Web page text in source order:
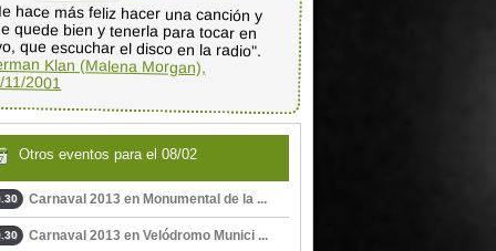
hace más feliz hacer una canción y
quede bien y tenerla para tocar en
que escuchar el disco en la radio".
Klan (Malena Morgan),
11/2001
Otros eventos para el 08/02
Carnaval 2013 en Monumental de la ...
Carnaval 2013 en Velódromo Munici ...